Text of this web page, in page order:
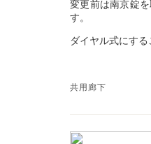
変更前は南京錠
す。
ダイヤル式にす
共用廊下